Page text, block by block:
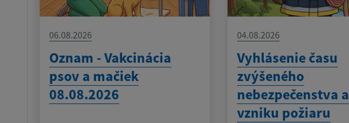
06.08.2026
Oznam - Vakcinácia
psov a mačiek
08.08.2026
04.08.2026
Vyhlásenie času
zvýšeného
nebezpečenstva a
vzniku požiaru